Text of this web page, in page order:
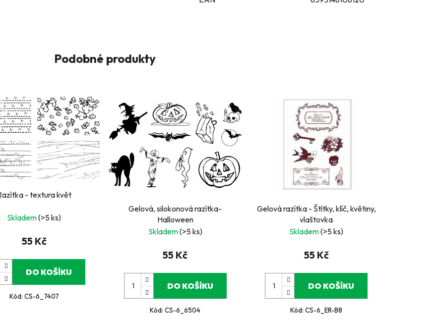
Podobné produkty
- textura květ
Skladem(>5 ks)
55 Kč
DO KOŠÍKU
Kód: CS-6_7407
Gelová, silokonová razítka-
Halloween
Skladem(>5 ks)
55 Kč
DO KOŠÍKU
Kód:CS-6_6504
Gelová razítka - Štítky, klíč, květiny,
vlaštovka
Skladem(>5 ks)
55 Kč
DO KOŠÍKU
Kód:CS-6_ER-B8